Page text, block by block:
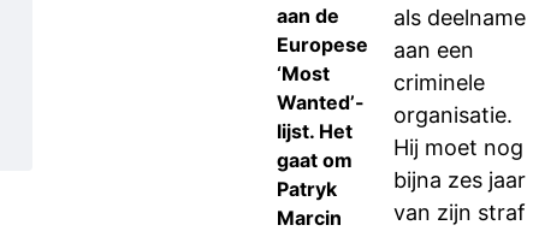
aan de
Europese
‘Most
Wanted’-
lijst. Het
gaat om
Patryk
Marcin
als deelname
aan een
criminele
organisatie.
Hij moet nog
bijna zes jaar
van zijn straf